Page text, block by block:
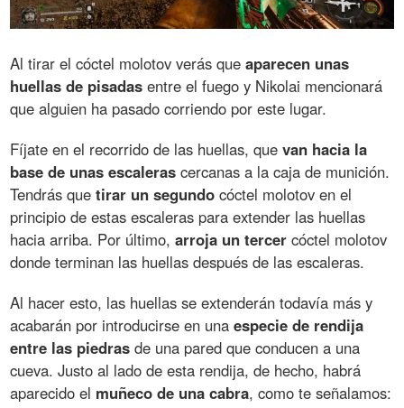
Al tirar el cóctel molotov verás queaparecen unas
huellas de pisadas entre el fuego y Nikolai mencionará
que alguien ha pasado corriendo por este lugar.
Fíjate en el recorrido de las huellas, quevan hacia la
base de unas escaleras cercanas a la caja de munición.
Tendrás quetirar un segundo cóctel molotov en el
principio de estas escaleras para extender las huellas
hacia arriba. Por último,arroja un tercer cóctel molotov
donde terminan las huellas después de las escaleras.
Al hacer esto, las huellas se extenderán todavía más y
acabarán por introducirse en unaespecie de rendija
entre las piedras de una pared que conducen a una
cueva. Justo al lado de esta rendija, de hecho, habrá
aparecido el muñeco de una cabra, como te señalamos: